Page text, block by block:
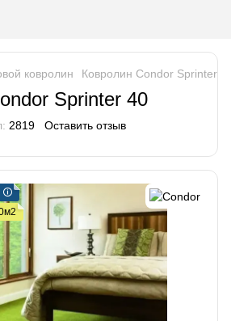
ковролин Ковролин Condor Sprinter
Sprinter 40
2819 Оставить отзыв
🛈